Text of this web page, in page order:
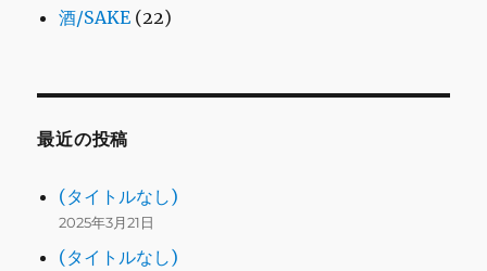
酒/SAKE (22)
最近の投稿
(タイトルなし)
2025年3月21日
(タイトルなし)